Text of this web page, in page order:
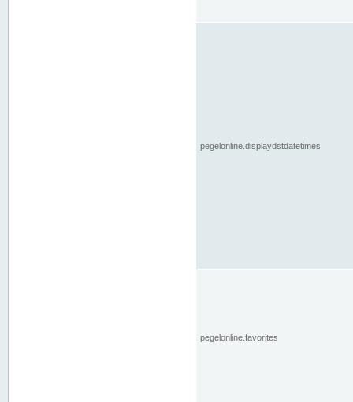
pegelonline.displaydstdatetimes
pegelonline.favorites